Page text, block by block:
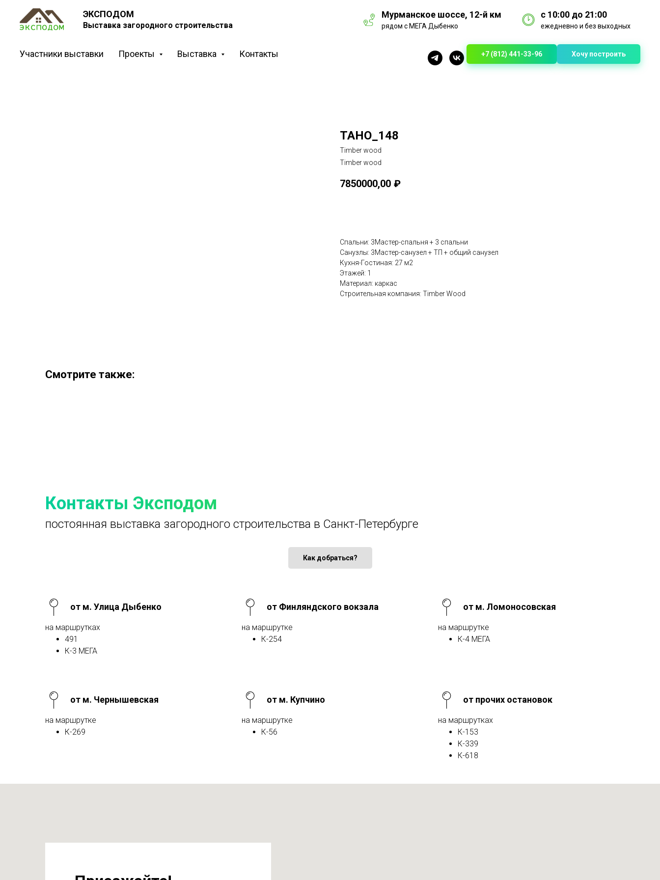
ЭКСПОДОМ
Выставка загородного строительства
Мурманское шоссе, 12-й км
рядом с МЕГА Дыбенко
с 10:00 до 21:00
ежедневно и без выходных
Участники выставки Проекты Выставка Контакты +7 (812) 441-33-96 Хочу построить
TAHO_148
Timber wood
Timber wood
7850000,00 ₽
Спальни: 3Мастер-спальня + 3 спальни
Санузлы: 3Мастер-санузел + ТП + общий санузел
Кухня-Гостиная: 27 м2
Этажей: 1
Материал: каркас
Строительная компания: Timber Wood
Смотрите также:
Контакты Эксподом
постоянная выставка загородного строительства в Санкт-Петербурге
Как добраться?
от м. Улица Дыбенко
на маршрутках
491
К-3 МЕГА
от Финляндского вокзала
на маршрутке
К-254
от м. Ломоносовская
на маршрутке
К-4 МЕГА
от м. Чернышевская
на маршрутке
К-269
от м. Купчино
на маршрутке
К-56
от прочих остановок
на маршрутках
К-153
К-339
К-618